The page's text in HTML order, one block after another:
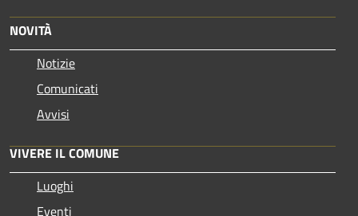
NOVITÀ
Notizie
Comunicati
Avvisi
VIVERE IL COMUNE
Luoghi
Eventi